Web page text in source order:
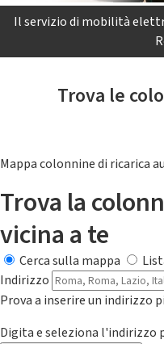
Il servizio di mobilità
Trova le
Mappa colonnine di ricarica
Trova la
vicina a te
Cerca sulla mappa
Indirizzo
Prova a inserire un indirizzo
Digita e seleziona l'indirizzo